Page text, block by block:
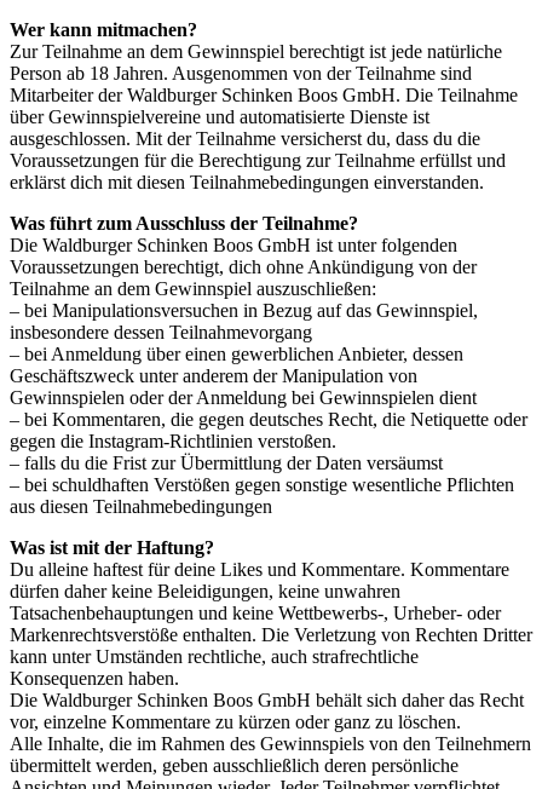
Wer kann mitmachen?
Zur Teilnahme an dem Gewinnspiel berechtigt ist jede natürliche
Person ab 18 Jahren. Ausgenommen von der Teilnahme sind
Mitarbeiter der Waldburger Schinken Boos GmbH. Die Teilnahme
über Gewinnspielvereine und automatisierte Dienste ist
ausgeschlossen. Mit der Teilnahme versicherst du, dass du die
Voraussetzungen für die Berechtigung zur Teilnahme erfüllst und
erklärst dich mit diesen Teilnahmebedingungen einverstanden.
Was führt zum Ausschluss der Teilnahme?
Die Waldburger Schinken Boos GmbH ist unter folgenden
Voraussetzungen berechtigt, dich ohne Ankündigung von der
Teilnahme an dem Gewinnspiel auszuschließen:
– bei Manipulationsversuchen in Bezug auf das Gewinnspiel,
insbesondere dessen Teilnahmevorgang
– bei Anmeldung über einen gewerblichen Anbieter, dessen
Geschäftszweck unter anderem der Manipulation von
Gewinnspielen oder der Anmeldung bei Gewinnspielen dient
– bei Kommentaren, die gegen deutsches Recht, die Netiquette oder
gegen die Instagram-Richtlinien verstoßen.
– falls du die Frist zur Übermittlung der Daten versäumst
– bei schuldhaften Verstößen gegen sonstige wesentliche Pflichten
aus diesen Teilnahmebedingungen
Was ist mit der Haftung?
Du alleine haftest für deine Likes und Kommentare. Kommentare
dürfen daher keine Beleidigungen, keine unwahren
Tatsachenbehauptungen und keine Wettbewerbs-, Urheber- oder
Markenrechtsverstöße enthalten. Die Verletzung von Rechten Dritter
kann unter Umständen rechtliche, auch strafrechtliche
Konsequenzen haben.
Die Waldburger Schinken Boos GmbH behält sich daher das Recht
vor, einzelne Kommentare zu kürzen oder ganz zu löschen.
Alle Inhalte, die im Rahmen des Gewinnspiels von den Teilnehmern
übermittelt werden, geben ausschließlich deren persönliche